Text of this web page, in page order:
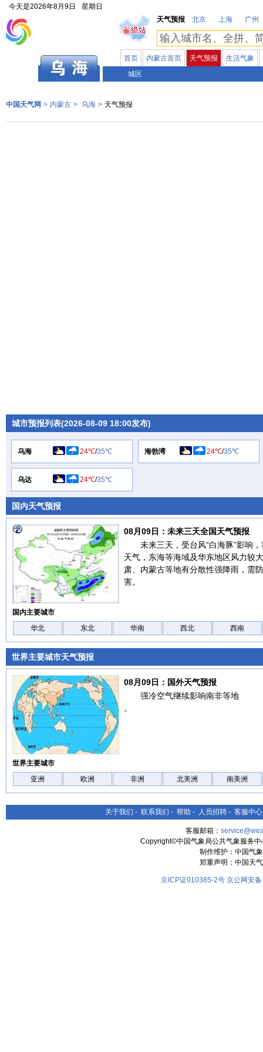
今天是2026年8月9日
星期日
天气预报
北京 上海 广州
首页 内蒙古首页 天气预报 生活气象
城区
中国天气网 > 内蒙古 > 乌海 > 天气预报
城市预报列表(2026-08-09 18:00发布)
乌海 24℃/35℃ 海勃湾 24℃/35℃
乌达 24℃/35℃
国内天气预报
08月09日：未来三天全国天气预报
未来三天，受台风“白海豚”影响
天气，东海等海域及华东地区风力较
肃、内蒙古等地有分散性强降雨，需
害。
国内主要城市
华北
东北 华南 西北 西南
世界主要城市天气预报
08月09日：国外天气预报
强冷空气继续影响南非等地
。
世界主要城市
亚洲
欧洲 非洲 北美洲 南美洲
关于我们 - 联系我们 - 帮助 - 人员招聘 - 客服中心
客服邮箱：
Copyright©中国气象局公共气象服务
制作维护：中国气
郑重声明：中国天
京ICP证010385-2号 京公网安